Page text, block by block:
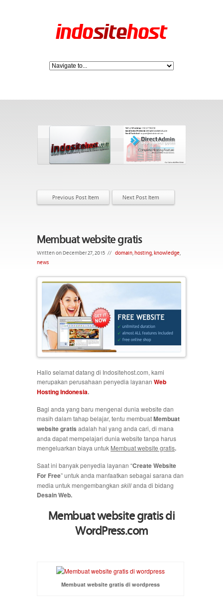
Previous Post Item Next Post Item
Membuat website gratis
Written on December 27, 2015 // domain,hosting,knowledge,
news
Hallo selamat datang di Indositehost.com, kami
merupakan perusahaan penyedia layanan Web
Hosting Indonesia.
Bagi anda yang baru mengenal dunia website dan
masih dalam tahap belajar, tentu membuatMembuat
website gratis adalah hal yang anda cari, di mana
anda dapat mempelajari dunia website tanpa harus
mengeluarkan biaya untuk Membuat website gratis.
Saat ini banyak penyedia layanan “Create Website
For Free” untuk anda manfaatkan sebagai sarana dan
media untuk mengembangkan skillanda di bidang
Desain Web.
Membuat website gratis di
WordPress.com
Membuat website gratis di wordpress